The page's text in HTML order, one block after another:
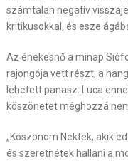
számtalan negatív
kritikusokkal, és esze
Az énekesnő a minap
rajongója vett részt, a
lehetett panasz. Luca
köszönetet méghozzá
„Köszönöm Nektek, akik
és szeretnétek hallani a